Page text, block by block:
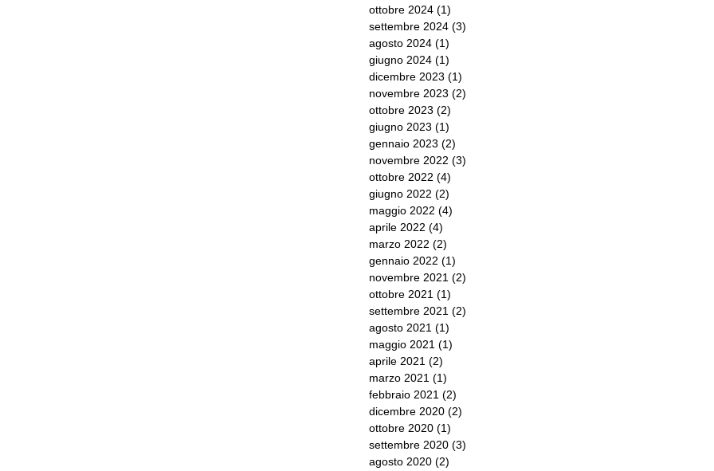
ottobre 2024 (1)
settembre 2024 (3)
agosto 2024 (1)
giugno 2024 (1)
dicembre 2023 (1)
novembre 2023 (2)
ottobre 2023 (2)
giugno 2023 (1)
gennaio 2023 (2)
novembre 2022 (3)
ottobre 2022 (4)
giugno 2022 (2)
maggio 2022 (4)
aprile 2022 (4)
marzo 2022 (2)
gennaio 2022 (1)
novembre 2021 (2)
ottobre 2021 (1)
settembre 2021 (2)
agosto 2021 (1)
maggio 2021 (1)
aprile 2021 (2)
marzo 2021 (1)
febbraio 2021 (2)
dicembre 2020 (2)
ottobre 2020 (1)
settembre 2020 (3)
agosto 2020 (2)